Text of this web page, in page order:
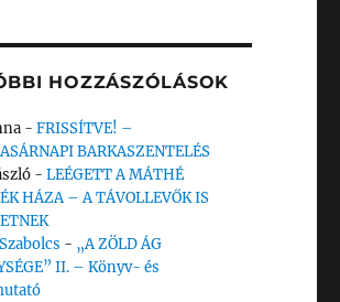
HOZZÁSZÓLÁSOK
-FRISSÍTVE! –
BARKASZENTELÉS
-LEÉGETT A MÁTHÉ
HÁZA – A TÁVOLLEVŐK IS
- „A ZÖLD ÁG
II. – Könyv- és